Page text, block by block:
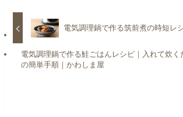
電気調理鍋で作る筑前煮の時短レ
電気調理鍋で作る鮭ごはんレシピ｜入れて炊く
の簡単手順｜かわしま屋